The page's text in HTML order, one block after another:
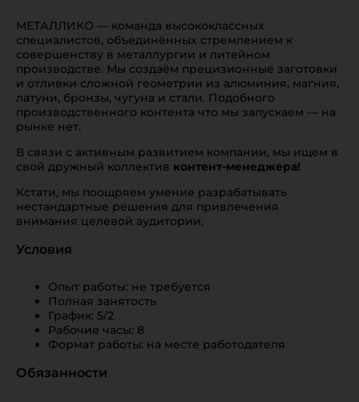
МЕТАЛЛИКО — команда высококлассных
специалистов, объединённых стремлением к
совершенству в металлургии и литейном
производстве. Мы создаём прецизионные заготовки
и отливки сложной геометрии из алюминия, магния,
латуни, бронзы, чугуна и стали. Подобного
производственного контента что мы запускаем — на
рынке нет.
В связи с активным развитием компании, мы ищем в
свой дружный коллектив контент-менеджера!
Кстати, мы поощряем умение разрабатывать
нестандартные решения для привлечения
внимания целевой аудитории.
Условия
Опыт работы: не требуется
Полная занятость
График: 5/2
Рабочие часы: 8
Формат работы: на месте работодателя
Обязанности